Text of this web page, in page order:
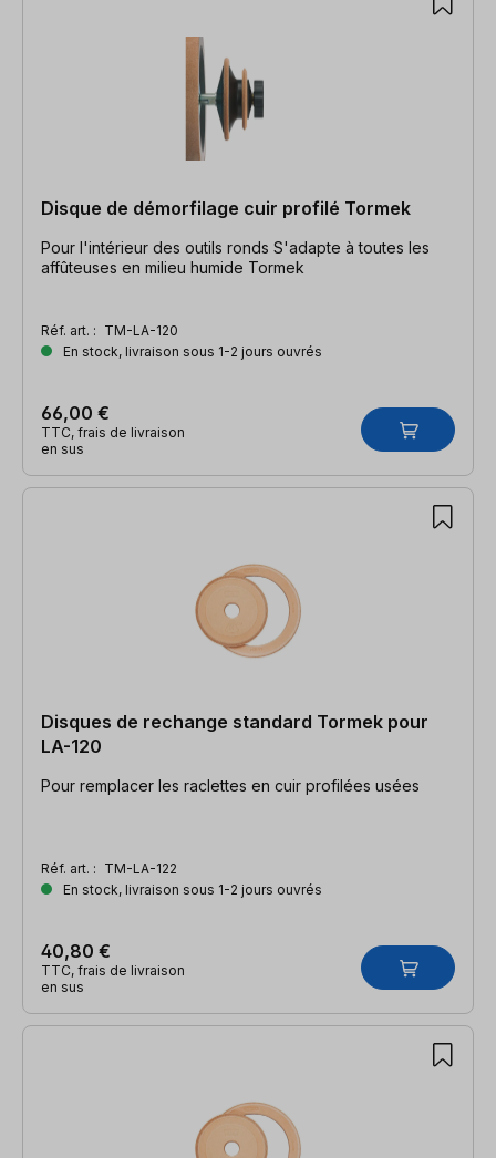
Disque de démorfilage cuir profilé Tormek
Pour l'intérieur des outils ronds S'adapte à toutes les
affûteuses en milieu humide Tormek
Réf. art. : TM-LA-120
En stock, livraison sous 1-2 jours ouvrés
66,00 €
TTC, frais de livraison
en sus
Disques de rechange standard Tormek pour
LA-120
Pour remplacer les raclettes en cuir profilées usées
Réf. art. : TM-LA-122
En stock, livraison sous 1-2 jours ouvrés
40,80 €
TTC, frais de livraison
en sus